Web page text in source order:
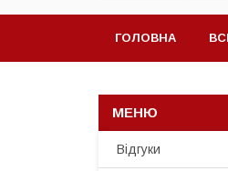
ГОЛОВНА
Відгуки